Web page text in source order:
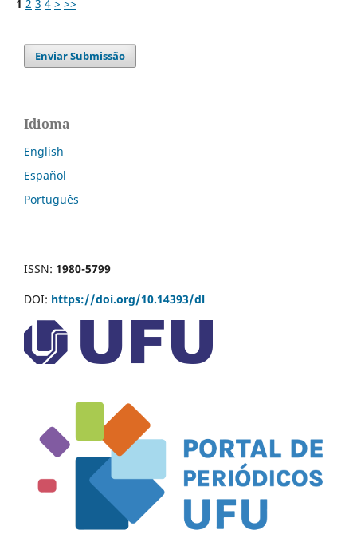
1 2 3 4 > >>
Enviar Submissão
Idioma
English
Español
Português
ISSN: 1980-5799
DOI: https://doi.org/10.14393/dl